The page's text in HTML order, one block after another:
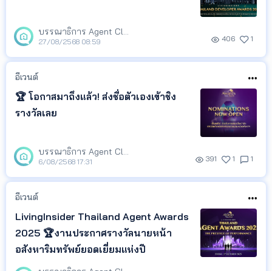
บรรณาธิการ Agent Club
27/08/2568 08:59 406 1
อีเวนต์
🏆 โอกาสมาถึงแล้ว! ส่งชื่อตัวเองเข้าชิง
รางวัลเลย
บรรณาธิการ Agent Club
6/08/2568 17:31 391 1 1
อีเวนต์
LivingInsider Thailand Agent Awards
2025 🏆งานประกาศรางวัลนายหน้า
อสังหาริมทรัพย์ยอดเยี่ยมแห่งปี